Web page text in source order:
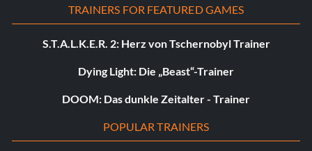
TRAINERS FOR FEATURED GAMES
S.T.A.L.K.E.R. 2: Herz von Tschernobyl Trainer
Dying Light: Die „Beast“-Trainer
DOOM: Das dunkle Zeitalter - Trainer
POPULAR TRAINERS